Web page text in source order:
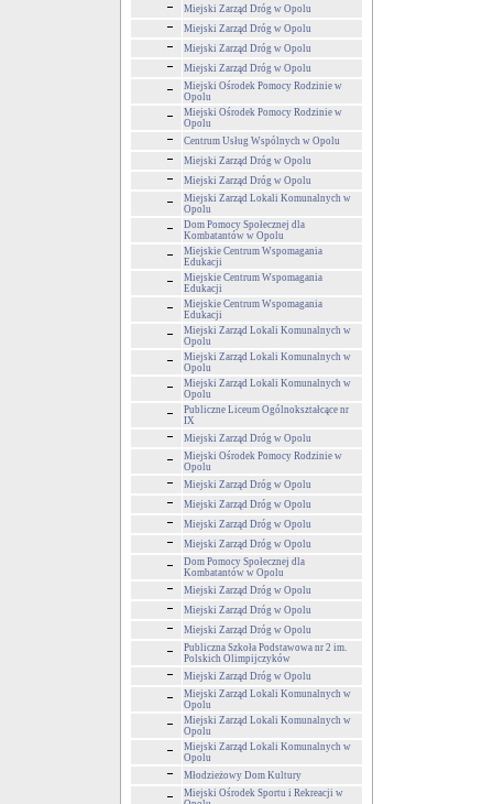
Miejski Zarząd Dróg w Opolu
Miejski Zarząd Dróg w Opolu
Miejski Zarząd Dróg w Opolu
Miejski Zarząd Dróg w Opolu
Miejski Ośrodek Pomocy Rodzinie w
Opolu
Miejski Ośrodek Pomocy Rodzinie w
Opolu
Centrum Usług Wspólnych w Opolu
Miejski Zarząd Dróg w Opolu
Miejski Zarząd Dróg w Opolu
Miejski Zarząd Lokali Komunalnych w
Opolu
Dom Pomocy Społecznej dla
Kombatantów w Opolu
Miejskie Centrum Wspomagania
Edukacji
Miejskie Centrum Wspomagania
Edukacji
Miejskie Centrum Wspomagania
Edukacji
Miejski Zarząd Lokali Komunalnych w
Opolu
Miejski Zarząd Lokali Komunalnych w
Opolu
Miejski Zarząd Lokali Komunalnych w
Opolu
Publiczne Liceum Ogólnokształcące nr
IX
Miejski Zarząd Dróg w Opolu
Miejski Ośrodek Pomocy Rodzinie w
Opolu
Miejski Zarząd Dróg w Opolu
Miejski Zarząd Dróg w Opolu
Miejski Zarząd Dróg w Opolu
Miejski Zarząd Dróg w Opolu
Dom Pomocy Społecznej dla
Kombatantów w Opolu
Miejski Zarząd Dróg w Opolu
Miejski Zarząd Dróg w Opolu
Miejski Zarząd Dróg w Opolu
Publiczna Szkoła Podstawowa nr 2 im.
Polskich Olimpijczyków
Miejski Zarząd Dróg w Opolu
Miejski Zarząd Lokali Komunalnych w
Opolu
Miejski Zarząd Lokali Komunalnych w
Opolu
Miejski Zarząd Lokali Komunalnych w
Opolu
Młodzieżowy Dom Kultury
Miejski Ośrodek Sportu i Rekreacji w